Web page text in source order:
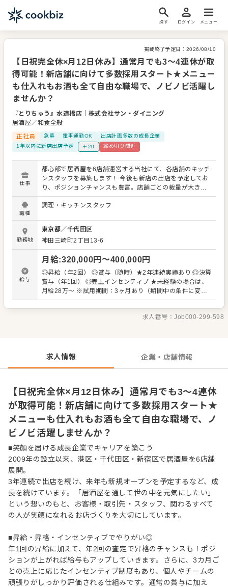
探す ログイン メニュー
掲載終了予定日： 2026/08/10
【日祝完全休×月12日休み】通常月でも3〜4連休が取
得可能！新店舗に向けて多数採用スタート★メニュー
も仕入れもお酒も全て自由な職場で、ノビノビ活躍し
ませんか？
『とりちゅう』水道橋店
株式会社サン・ダイニング
居酒屋／和食全般
正社員
急募 電車通勤OK
出店計画多数の成長企業
1年以内に新店出店予定
＋20 締め切り間近
仕事
都心部で居酒屋を6店舗運営する当社にて、各店舗のキッチ
ンスタッフを募集します！ 今後も新店の出店を予定してお
り、ポジションチャンスも豊富。店舗ごとの裁量が大き
く、自由度の高い環境で働きたい方にぴったりの職場で
す。 【仕事内容】 ＊食材の仕込み ＊焼き鳥などの調理・盛
や経験に応じて、できる業務からお任せします。 業務は店
長や先輩スタッフが丁寧にサポートしますので、調理経験
が浅い方も安心してスタートできます。 ＼串打ちから焼き
まで本格技術が学べる！／ 毎日市場から仕入れる新鮮な鶏
肉を使った本格焼き鳥が自慢です。白レバーやちょうちん
など希少部位の扱いや、備長炭での焼き技術も丁寧に教え
ます。さらに、洋食・韓国料理などを取り入れた創作メニ
ュー開発にも挑戦OK！あなたのアイデアが新たな人気メニ
枠にとらわれず挑戦OK！／ 「接客にも挑戦してみたい」
「お客様の反応を感じたい」といった希望があれば、ホー
発のアイデアがそのままカタチになります。新メニューの
考案やイベントの企画も大歓迎！自分の発想を活かして働
ける環境です。
職種
調理・キッチンスタッフ
勤務地
東京都／千代田区
神田三崎町2丁目13-6
給与
月給:320,000円〜400,000円
◎昇給（年2回） ◎賞与（随時）★2年連続実績あり ◎決算
賞与（年1回） ◎売上インセンティブ ★未経験の場合は、
月給28万～ ※試用期間：3ヶ月あり（期間中の条件に変動
なし） ※経験・スキル・年齢を考慮の上、決定します。
求人番号：Job000-299-598
求人情報 企業・店舗情報
【日祝完全休×月12日休み】通常月でも3〜4連休
が取得可能！新店舗に向けて多数採用スタート★
メニューも仕入れもお酒も全て自由な職場で、ノ
ビノビ活躍しませんか？
■笑顔を届ける成長企業でキャリアを築こう
2009年の設立以来、港区・千代田区・新宿区で居酒屋を6店舗
展開。
3年連続で出店を続け、来年も新規オープンを予定するなど、成
長を続けています。「居酒屋を通して世の中を元気にしたい」
という想いのもと、お客様・取引先・スタッフ、関わるすべて
の人が笑顔になれるお店づくりを大切にしています。
■昇給・昇格・インセンティブでやりがい◎
年1回の昇給に加えて、年2回の査定で昇格のチャンスも！ポジ
ションが上がれば給与もアップしていきます。さらに、3カ月ご
との売上に応じたインセンティブ制度もあり、個人やチームの
頑張りがしっかり評価される仕組みです。通常の賞与に加え